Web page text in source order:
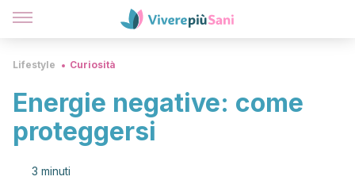
Lifestyle Curiosità
Energie negative: come
proteggersi
3 minuti